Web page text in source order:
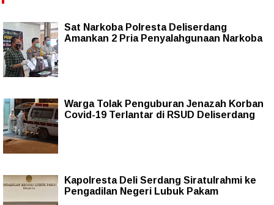
Sat Narkoba Polresta Deliserdang
Amankan 2 Pria Penyalahgunaan Narkoba
Warga Tolak Penguburan Jenazah Korban
Covid-19 Terlantar di RSUD Deliserdang
Kapolresta Deli Serdang Siratulrahmi ke
Pengadilan Negeri Lubuk Pakam